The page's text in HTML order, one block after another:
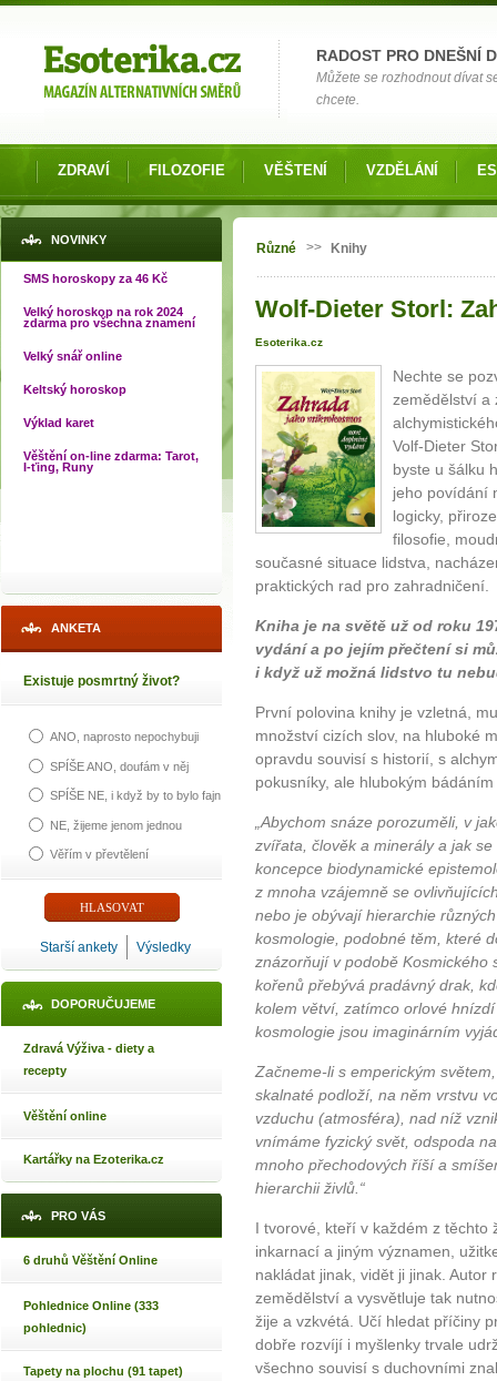
RADOST PRO DNEŠNÍ
Můžete se rozhodnout dívat
chcete.
ZDRAVÍ FILOZOFIE VĚŠTENÍ VZDĚLÁNÍ
NOVINKY
SMS horoskopy za 46 Kč
Velký horoskop na rok 2024
zdarma pro všechna znamení
Velký snář online
Keltský horoskop
Výklad karet
Věštění on-line zdarma: Tarot,
I-ťing, Runy
ANKETA
Existuje posmrtný život?
ANO, naprosto nepochybuji
SPÍŠE ANO, doufám v něj
SPÍŠE NE, i když by to bylo fajn
NE, žijeme jenom jednou
Věřím v převtělení
Starší ankety Výsledky
DOPORUČUJEME
Zdravá Výživa - diety a
recepty
Věštění online
Kartářky na Ezoterika.cz
PRO VÁS
6 druhů Věštění Online
Pohlednice Online (333
pohlednic)
Tapety na plochu (91 tapet)
Jste zde
Různé >> Knihy
Wolf-Dieter Storl:
Esoterika.cz
Nechte se
zemědělství a
Volf-Dieter
byste u šálku
jeho povídání
logicky,
filosofie,
současné situace lidstva,
praktických rad pro zahradničení.
Kniha je na světě už od roku
vydání a po jejím přečtení si
i když už možná lidstvo tu
První polovina knihy je vzletná,
množství cizích slov, na hluboké
opravdu souvisí s historií, s
pokusníky, ale hlubokým
„Abychom snáze porozuměli, v
zvířata, člověk a minerály a jak
koncepce biodynamické
z mnoha vzájemně se
nebo je obývají hierarchie
kosmologie, podobné těm, které
znázorňují v podobě Kosmického
kořenů přebývá pradávný drak,
kolem větví, zatímco orlové
kosmologie jsou imaginárním
Začneme-li s emperickým
skalnaté podloží, na něm vrstvu
vzduchu (atmosféra), nad níž
vnímáme fyzický svět, odspoda
mnoho přechodových říší a
hierarchii živlů.“
I tvorové, kteří v každém z těchto
inkarnací a jiným významen,
nakládat jinak, vidět ji jinak.
zemědělství a vysvětluje tak
žije a vzkvétá. Učí hledat příčiny
dobře rozvíjí i myšlenky trvale
všechno souvisí s duchovními